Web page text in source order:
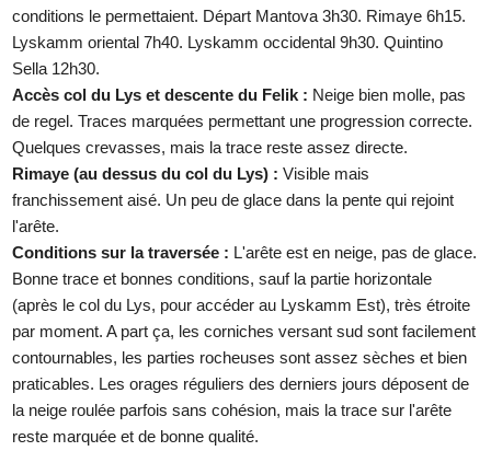
conditions le permettaient. Départ Mantova 3h30. Rimaye 6h15.
Lyskamm oriental 7h40. Lyskamm occidental 9h30. Quintino
Sella 12h30.
Accès col du Lys et descente du Felik : Neige bien molle, pas
de regel. Traces marquées permettant une progression correcte.
Quelques crevasses, mais la trace reste assez directe.
Rimaye (au dessus du col du Lys) : Visible mais
franchissement aisé. Un peu de glace dans la pente qui rejoint
l'arête.
Conditions sur la traversée : L'arête est en neige, pas de glace.
Bonne trace et bonnes conditions, sauf la partie horizontale
(après le col du Lys, pour accéder au Lyskamm Est), très étroite
par moment. A part ça, les corniches versant sud sont facilement
contournables, les parties rocheuses sont assez sèches et bien
praticables. Les orages réguliers des derniers jours déposent de
la neige roulée parfois sans cohésion, mais la trace sur l'arête
reste marquée et de bonne qualité.